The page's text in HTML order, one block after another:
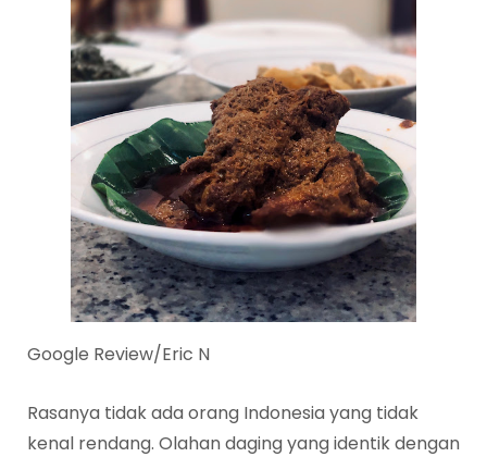
Google Review/Eric N
Rasanya tidak ada orang Indonesia yang tidak
kenal rendang. Olahan daging yang identik dengan